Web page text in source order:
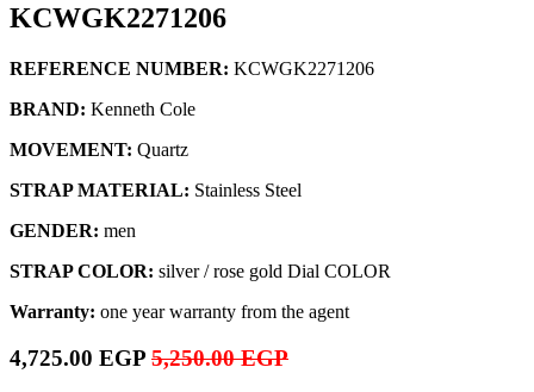
KCWGK2271206
REFERENCE NUMBER: KCWGK2271206
BRAND: Kenneth Cole
MOVEMENT: Quartz
STRAP MATERIAL: Stainless Steel
GENDER: men
STRAP COLOR: silver / rose gold Dial COLOR
Warranty: one year warranty from the agent
4,725.00 EGP 5,250.00EGP